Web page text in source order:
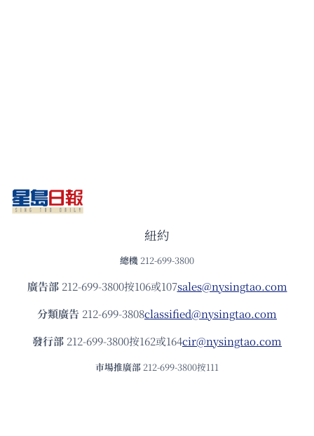
紐約
總機 212-699-3800
廣告部212-699-3800按106或107sales@nysingtao.com
分類廣告 212-699-3808classified@nysingtao.com
發⾏部 212-699-3800按162或164cir@nysingtao.com
市場推廣部 212-699-3800按111